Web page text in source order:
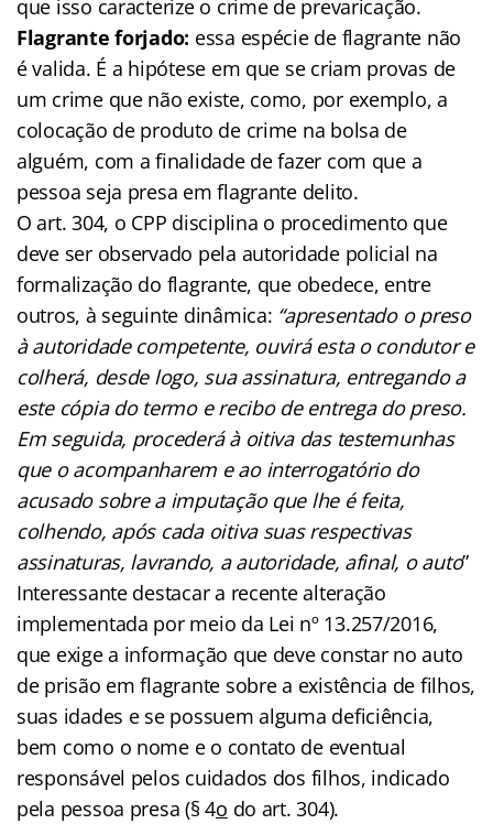
que isso caracterize o crime de prevaricação.
Flagrante forjado: essa espécie de flagrante não
é valida. É a hipótese em que se criam provas de
um crime que não existe, como, por exemplo, a
colocação de produto de crime na bolsa de
alguém, com a finalidade de fazer com que a
pessoa seja presa em flagrante delito.
O art. 304, o CPP disciplina o procedimento que
deve ser observado pela autoridade policial na
formalização do flagrante, que obedece, entre
outros, à seguinte dinâmica: “apresentado o preso
à autoridade competente, ouvirá esta o condutor e
colherá, desde logo, sua assinatura, entregando a
este cópia do termo e recibo de entrega do preso.
Em seguida, procederá à oitiva das testemunhas
que o acompanharem e ao interrogatório do
acusado sobre a imputação que lhe é feita,
colhendo, após cada oitiva suas respectivas
assinaturas, lavrando, a autoridade, afinal, o auto”
Interessante destacar a recente alteração
implementada por meio da Lei nº 13.257/2016,
que exige a informação que deve constar no auto
de prisão em flagrante sobre a existência de filhos,
suas idades e se possuem alguma deficiência,
bem como o nome e o contato de eventual
responsável pelos cuidados dos filhos, indicado
pela pessoa presa (§ 4o do art. 304).